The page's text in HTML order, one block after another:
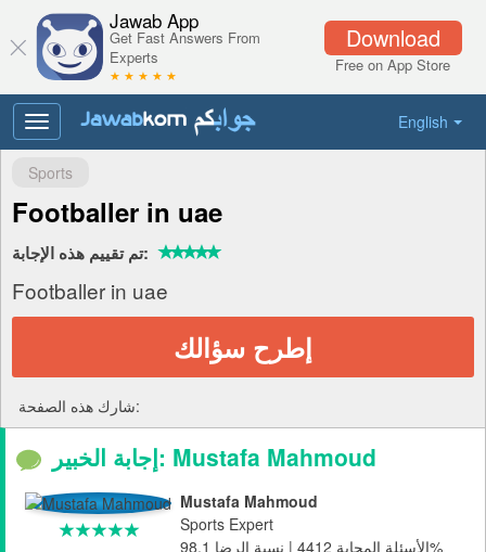
Download
Free on App Store
Jawab App
Get Fast Answers From
Experts
★ ★ ★ ★ ★
English
Toggle
navigation
Sports
Footballer in uae
تم تقييم هذه الإجابة:
Footballer in uae
إطرح سؤالك
شارك هذه الصفحة:
إجابة الخبير: Mustafa Mahmoud
Mustafa Mahmoud
Sports Expert
الأسئلة المجابة 4412 | نسبة الرضا 98.1%